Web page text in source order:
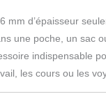
mm d’épaisseur
une poche, un sac
indispensable
les cours ou les